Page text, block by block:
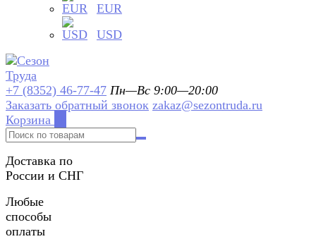
EUR
USD
+7 (8352) 46-77-47 Пн—Вс 9:00—20:00
Заказать обратный звонок zakaz@sezontruda.ru
Корзина
Доставка по
России и СНГ
Любые
способы
оплаты